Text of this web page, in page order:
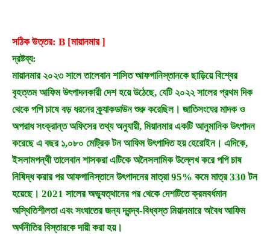
সঠিক উত্তর: B [মায়ানমার ]
দ্রষ্টব্য:
মায়ানমার ২০২৩ সালে তালেবান শাসিত আফগানিস্তানকে ছাড়িয়ে বিশ্বের
বৃহত্তম আফিম উৎপাদনকারী দেশ হয়ে উঠেছে, যেটি ২০২২ সালের প্রথম দিক
থেকে পপি চাষে বড় ধরনের ক্র্যাকডাউন শুরু করেছিল। জাতিসংঘের মাদক ও
অপরাধ সংক্রান্ত অফিসের তথ্য অনুযায়ী, মিয়ানমার একটি আনুমানিক উৎপাদন
করেছে এ বছর ১,০৮০ মেট্রিক টন আফিম উৎপাদিত হয় হেরোইন। এদিকে,
ইসলামপন্থী তালেবান শাসকরা এটিকে অনৈসলামিক উল্লেখ করে পপি চাষ
নিষিদ্ধ করার পর আফগানিস্তানে উৎপাদনের মাত্রা 95% কমে মাত্র 330 টন
হয়েছে। 2021 সালের অভ্যুত্থানের পর থেকে দেশটিতে ক্রমবর্ধমান
অস্থিতিশীলতা এবং সংঘাতের জন্য দ্বন্দ্ব-বিধ্বস্ত মিয়ানমারে অবৈধ আফিম
অর্থনীতির বিস্তারকে দায়ী করা হয়।